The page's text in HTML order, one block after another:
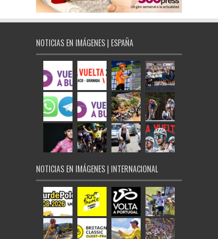
NOTICIAS EN IMÁGENES | ESPAÑA
NOTICIAS EN IMÁGENES | INTERNACIONAL